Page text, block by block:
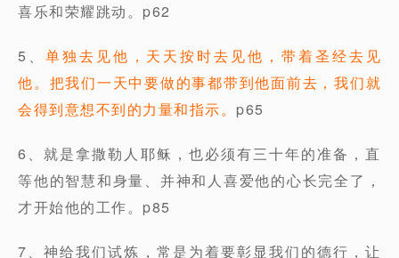
喜乐和荣耀跳动。p62
5、 单独去见他，天天按时去见他，带着圣经去见
他。把我们一天中要做的事都带到他面前去，我们就
会得到意想不到的力量和指示。 p65
6、就是拿撒勒人耶稣，也必须有三十年的准备，直
等他的智慧和身量、并神和人喜爱他的心长完全了，
才开始他的工作。p85
7、神给我们试炼，常是为着要彰显我们的德行，让